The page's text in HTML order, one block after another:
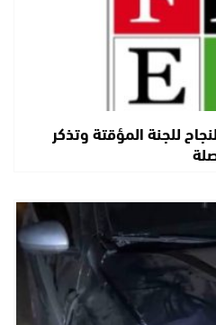
للجنة المؤقتة وتذكر